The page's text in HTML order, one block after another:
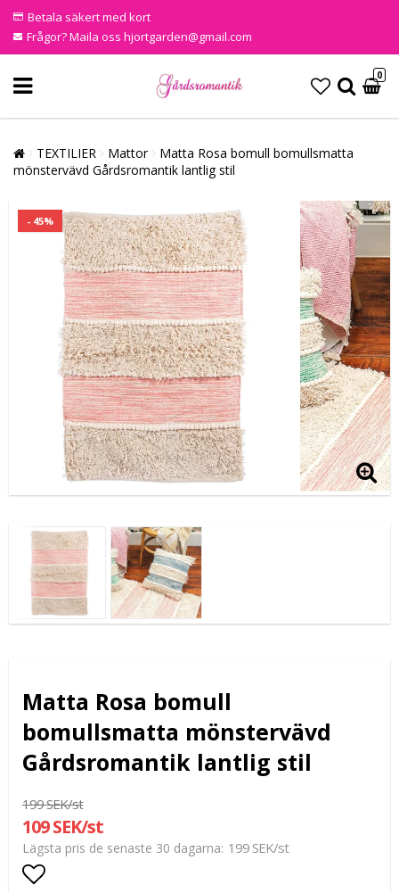
Betala säkert med kort
Frågor? Maila oss hjortgarden@gmail.com
0
TEXTILIER Mattor
Matta Rosa bomull bomullsmatta
mönstervävd Gårdsromantik lantlig stil
- 45%
Matta Rosa bomull
bomullsmatta mönstervävd
Gårdsromantik lantlig stil
199 SEK/st
109 SEK/st
Lägsta pris de senaste 30 dagarna 199 SEK/st